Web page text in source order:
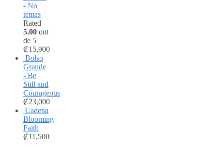
- No
temas
Rated
5.00 out
de 5
₡15,900
Bolso
Grande
- Be
Still and
Courageous
₡23,000
Cadena
Blooming
Faith
₡11,500